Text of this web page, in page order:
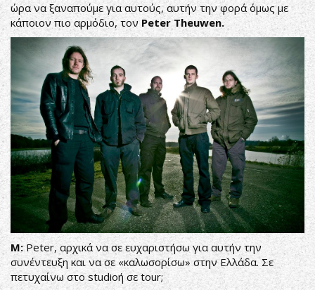
ώρα να ξαναπούμε για αυτούς, αυτήν την φορά όμως με
κάποιον πιο αρμόδιο, τονPeterTheuwen.
Μ:Peter, αρχικά να σε ευχαριστήσω για αυτήν την
συνέντευξη και να σε «καλωσορίσω» στην Ελλάδα. Σε
πετυχαίνω στο studioή σε tour;